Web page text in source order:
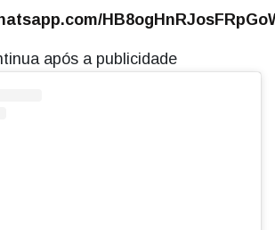
após a publicidade